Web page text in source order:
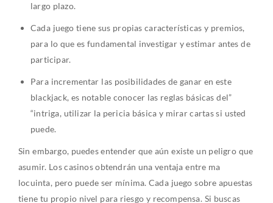
largo plazo.
Cada juego tiene sus propias características y premios,
para lo que es fundamental investigar y estimar antes de
participar.
Para incrementar las posibilidades de ganar en este
blackjack, es notable conocer las reglas básicas del”
“intriga, utilizar la pericia básica y mirar cartas si usted
puede.
Sin embargo, puedes entender que aún existe un peligro que
asumir. Los casinos obtendrán una ventaja entre ma
locuinta, pero puede ser mínima. Cada juego sobre apuestas
tiene tu propio nivel para riesgo y recompensa. Si buscas